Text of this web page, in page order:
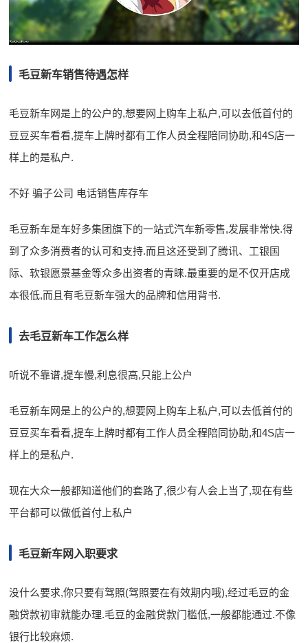
毛豆新车销售待遇怎样
毛豆新车网是上的公户的,想要网上购车上私户,可以去低首付的
豆豆买车看看,提车上牌时都有工作人员全程陪同协助,和4S店一
样上的是私户.
不好 骗子公司 电话销售库存车
毛豆新车是车好多集团旗下的一站式汽车新零售,发展非常快.得
到了众多消费者的认可和支持.而且这还受到了腾讯、工银国
际、软银愿景基金等众多出资者的青睐.最重要的是不仅开店成
本很低,而且有毛豆新车强大的品牌和信用背书.
去毛豆新车工作怎么样
听说不靠谱,提车慢,利息很高,只能上公户
毛豆新车网是上的公户的,想要网上购车上私户,可以去低首付的
豆豆买车看看,提车上牌时都有工作人员全程陪同协助,和4S店一
样上的是私户.
现在大众一般都知道他们的套路了,很少有人会上当了,现在有些
平台都可以做低首付上私户
毛豆新车网入职要求
没什么要求,你只要有驾照(驾照要在有效期内哦),经过毛豆的金
融贷款初审就能办理.毛豆的金融贷款门槛低,一般都能通过.不像
银行比较麻烦.